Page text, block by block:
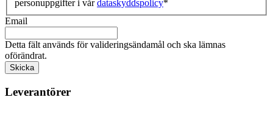
personuppgifter i vårdataskyddspolicy*
Email
Detta fält används för valideringsändamål och ska lämnas
oförändrat.
Leverantörer